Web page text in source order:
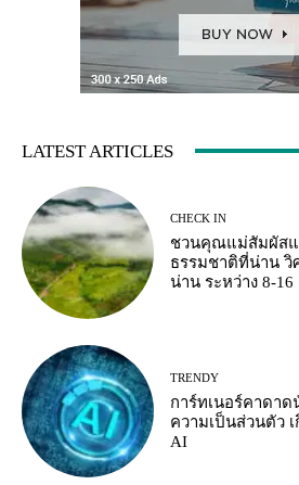
LATEST ARTICLES
CHECK IN
ชวนคุณแม่สัมผัสแ
ธรรมชาติที่น่าน วิ
น่าน ระหว่าง 8-
TRENDY
การ์ทเนอร์คาดาด
ความเป็นส่วนตัว
AI